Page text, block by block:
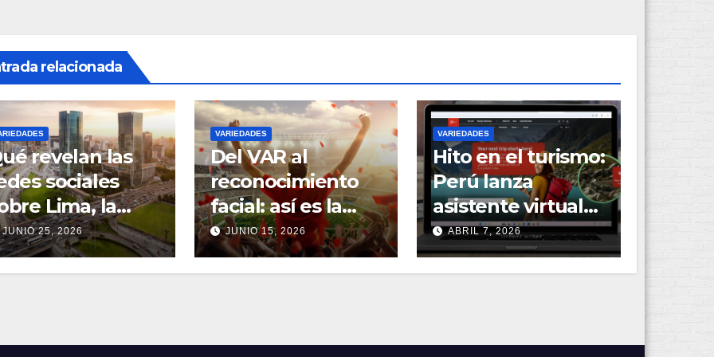
relacionada
revelan las
sociales
Lima, la
peruana
JUNIO 25, 2026
VARIEDADES
Del VAR al
reconocimiento
facial: así es la
revolución
tecnológica del
Mundial 2026
JUNIO 15, 2026
VARIEDADES
Hito en el turismo:
Perú lanza
asistente virtual
para personalizar
experiencia de
viaje
ABRIL 7, 2026